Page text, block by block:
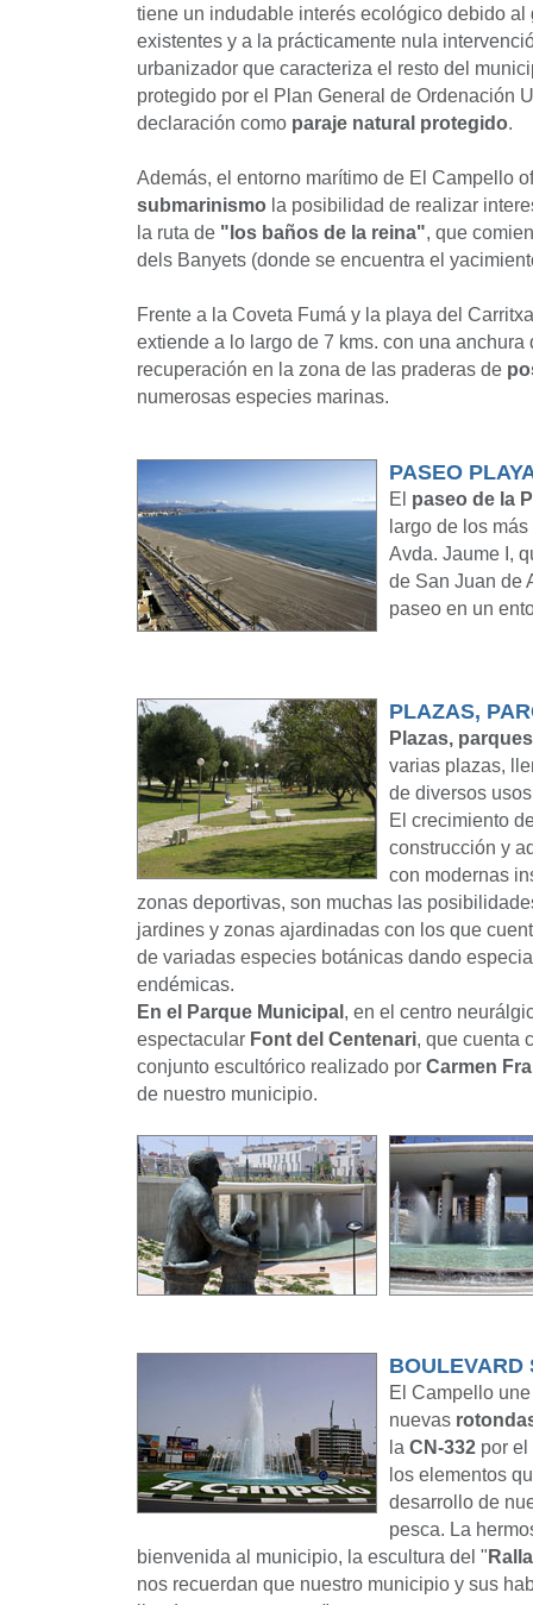
tiene un indudable interés ecológico debido
existentes y a la prácticamente nula
urbanizador que caracteriza el resto del
protegido por el Plan General de Ordenación
declaración como paraje natural protegido.
Además, el entorno marítimo de El Campello
submarinismo la posibilidad de realizar
la ruta de "los baños de la reina", que
dels Banyets (donde se encuentra el
Frente a la Coveta Fumá y la playa del
extiende a lo largo de 7 kms. con una
recuperación en la zona de las praderas de
numerosas especies marinas.
PASEO
El paseo de la
largo de los
Avda. Jaume I,
de San Juan de
paseo en un
PLAZAS,
Plazas,
varias plazas,
de diversos
El crecimiento
construcción y
con modernas
zonas deportivas, son muchas las
jardines y zonas ajardinadas con los que
de variadas especies botánicas dando
endémicas.
En el Parque Municipal, en el centro
espectacular Font del Centenari, que cuenta
conjunto escultórico realizado por Carmen
de nuestro municipio.
BOULEVARD
El Campello
nuevas
la CN-332 por
los elementos
desarrollo de
pesca. La
bienvenida al municipio, la escultura del "
nos recuerdan que nuestro municipio y sus